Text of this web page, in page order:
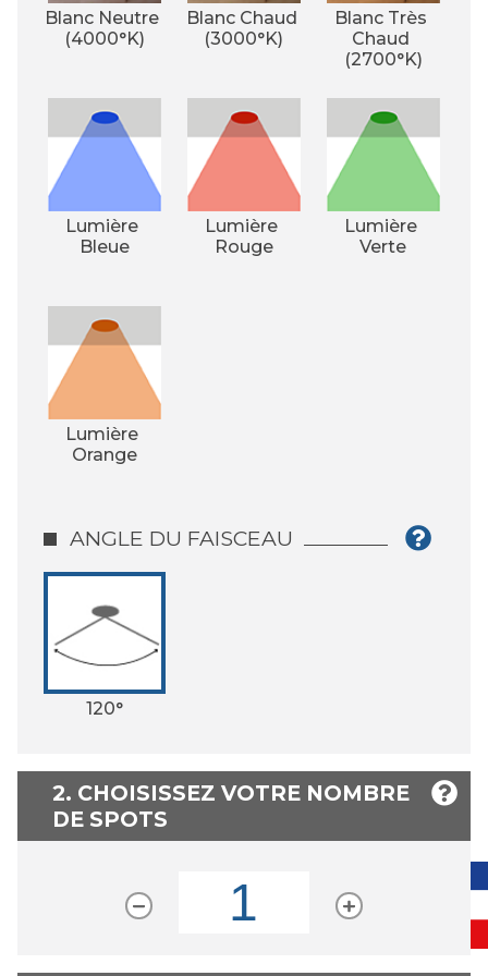
Blanc Neutre
(4000°K)
Blanc Chaud
(3000°K)
Blanc Très
Chaud
(2700°K)
Lumière
Bleue
Lumière
Rouge
Lumière
Verte
Lumière
Orange
ANGLE DU FAISCEAU
120°
2. CHOISISSEZ VOTRE NOMBRE
DE SPOTS